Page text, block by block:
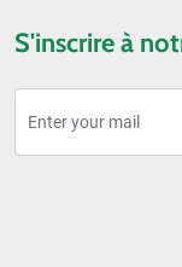
S'inscrire à